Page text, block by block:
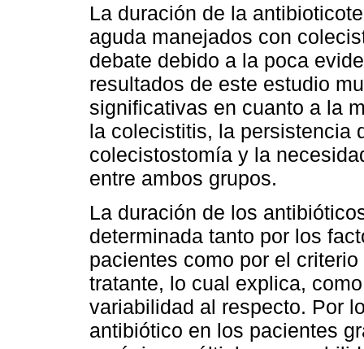
La duración de la
aguda manejados con
debate debido a la poca
resultados de este estudio
significativas en cuanto a la
la colecistitis, la persistencia
colecistostomía y la
entre ambos grupos.
La duración de los
determinada tanto por los
pacientes como por el
tratante, lo cual explica,
variabilidad al respecto. Por
antibiótico en los pacientes